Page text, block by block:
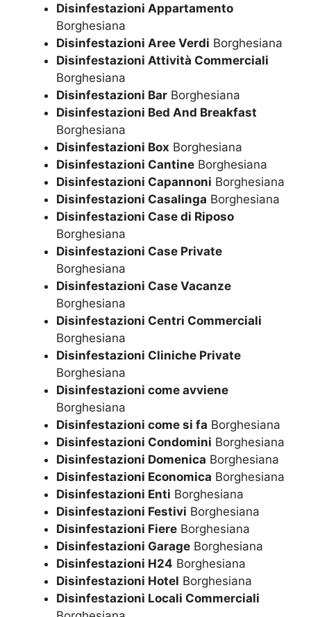
Disinfestazioni Appartamento
Borghesiana
Disinfestazioni Aree Verdi Borghesiana
Disinfestazioni Attività Commerciali
Borghesiana
Disinfestazioni Bar Borghesiana
Disinfestazioni Bed And Breakfast
Borghesiana
Disinfestazioni Box Borghesiana
Disinfestazioni Cantine Borghesiana
Disinfestazioni Capannoni Borghesiana
Disinfestazioni Casalinga Borghesiana
Disinfestazioni Case di Riposo
Borghesiana
Disinfestazioni Case Private
Borghesiana
Disinfestazioni Case Vacanze
Borghesiana
Disinfestazioni Centri Commerciali
Borghesiana
Disinfestazioni Cliniche Private
Borghesiana
Disinfestazioni come avviene
Borghesiana
Disinfestazioni come si fa Borghesiana
Disinfestazioni Condomini Borghesiana
Disinfestazioni Domenica Borghesiana
Disinfestazioni Economica Borghesiana
Disinfestazioni Enti Borghesiana
Disinfestazioni Festivi Borghesiana
Disinfestazioni Fiere Borghesiana
Disinfestazioni Garage Borghesiana
Disinfestazioni H24 Borghesiana
Disinfestazioni Hotel Borghesiana
Disinfestazioni Locali Commerciali